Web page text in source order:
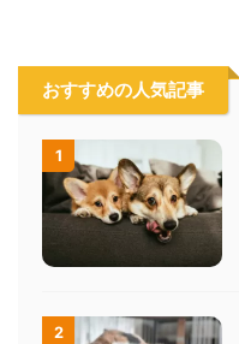
おすすめの人気記事
1
2